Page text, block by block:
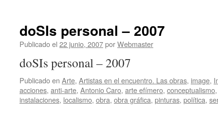
doSIs personal – 2007
Publicado el 22 junio, 2007porWebmaster
doSIs personal – 2007
Publicado en Arte, Artistas en el encuentro. Las obras, image,
acciones, anti-arte, Antonio Caro, arte efímero, conceptualismo
instalaciones, localismo, obra, obra gráfica, pinturas, política,